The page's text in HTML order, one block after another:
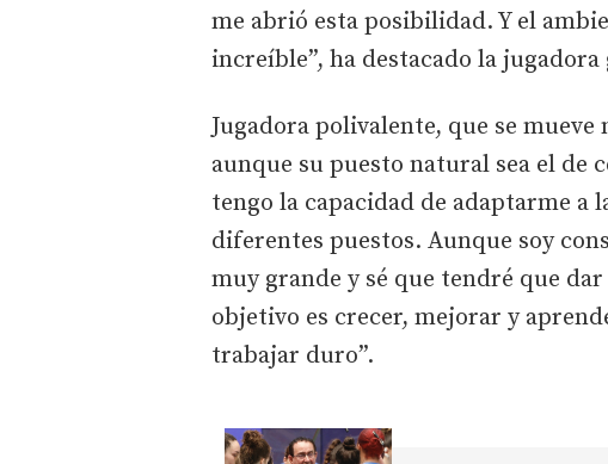
me abrió esta posibilidad. Y el
increíble”, ha destacado la jugadora
Jugadora polivalente, que se
aunque su puesto natural sea el de
tengo la capacidad de adaptarme a
diferentes puestos. Aunque soy
muy grande y sé que tendré que
objetivo es crecer, mejorar y
trabajar duro”.